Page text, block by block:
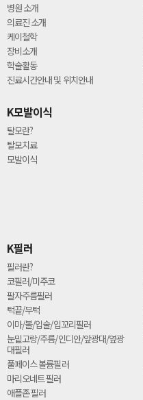
병원 소개
의료진 소개
케이철학
장비소개
학술활동
진료시간안내 및 위치안내
K모발이식
탈모란?
탈모치료
모발이식
K필러
필러란?
코필러/미주코
팔자주름필러
턱끝/무턱
이마/볼/입술/입꼬리필러
눈밑고랑/주름/인디안/앞광대/옆광
대필러
풀페이스 볼륨필러
마리오네트 필러
애플존 필러